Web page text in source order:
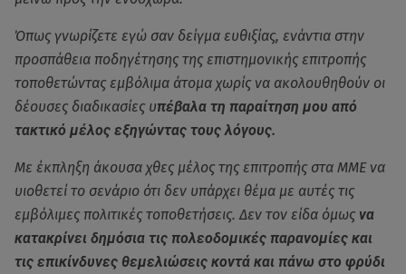
Όπως γνωρίζετε εγώ σαν δείγμα ευθιξίας, ενάντια στην
προσπάθεια ποδηγέτησης της επιστημονικής επιτροπής
τοποθετώντας εμβόλιμα άτομα χωρίς να ακολουθηθούν οι
δέουσες διαδικασίες υπέβαλα τη παραίτηση μου από
τακτικό μέλος εξηγώντας τους λόγους.
Με έκπληξη άκουσα χθες μέλος της επιτροπής στα ΜΜΕ να
υιοθετεί το σενάριο ότι δεν υπάρχει θέμα με αυτές τις
εμβόλιμες πολιτικές τοποθετήσεις. Δεν τον είδα όμως να
κατακρίνει δημόσια τις πολεοδομικές παρανομίες και
τις επικίνδυνες θεμελιώσεις κοντά και πάνω στο φρύδι